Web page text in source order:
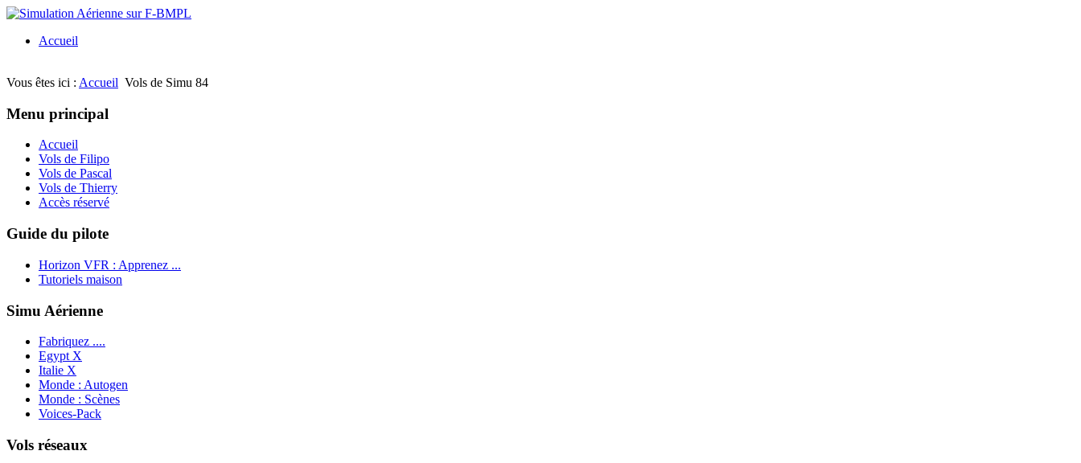
Accueil
Vous êtes ici : Accueil Vols de Simu 84
Menu principal
Accueil
Vols de Filipo
Vols de Pascal
Vols de Thierry
Accès réservé
Guide du pilote
Horizon VFR : Apprenez ...
Tutoriels maison
Simu Aérienne
Fabriquez ....
Egypt X
Italie X
Monde : Autogen
Monde : Scènes
Voices-Pack
Vols réseaux